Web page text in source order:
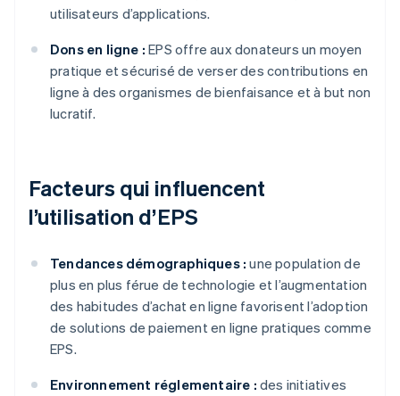
utilisateurs d’applications.
Dons en ligne : EPS offre aux donateurs un moyen
pratique et sécurisé de verser des contributions en
ligne à des organismes de bienfaisance et à but non
lucratif.
Facteurs qui influencent
l’utilisation d’EPS
Tendances démographiques : une population de
plus en plus férue de technologie et l’augmentation
des habitudes d’achat en ligne favorisent l’adoption
de solutions de paiement en ligne pratiques comme
EPS.
Environnement réglementaire : des initiatives